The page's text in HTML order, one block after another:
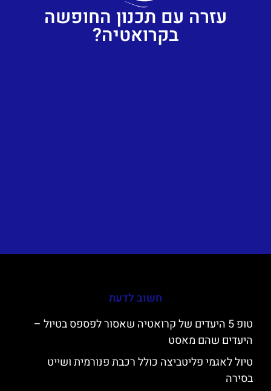
עזרה עם תכנון החופשה
בקרואטיה?
חשוב לדעת
טופ 5 היעדים של קרואטיה שאסור לפספס בטיול –
היעדים שהם מאסט
טיול לאגמי פליטביצה כולל רכבת פנורמית ושייט
בסירה